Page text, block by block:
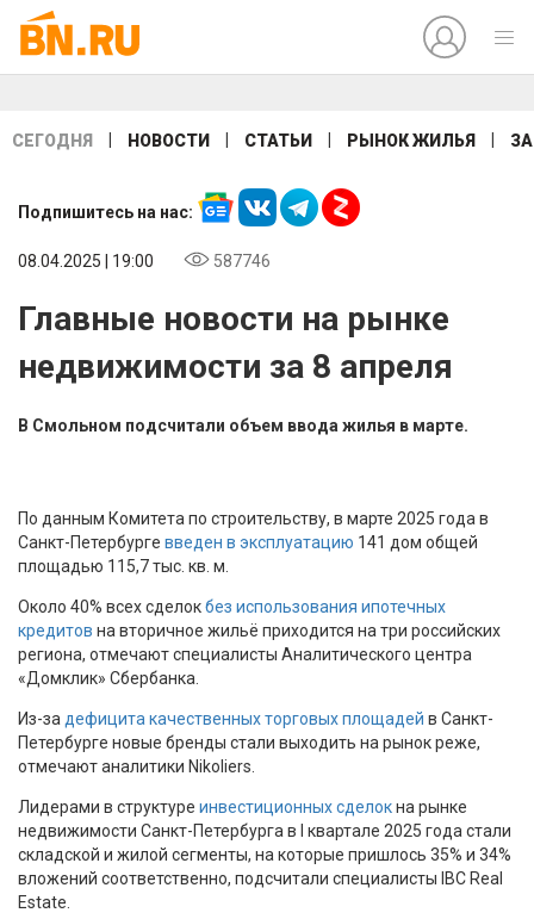
СЕГОДНЯ НОВОСТИ СТАТЬИ РЫНОК ЖИЛЬЯ
Подпишитесь на нас:
08.04.2025 | 19:00 587746
Главные новости на рынке
недвижимости за 8 апреля
В Смольном подсчитали объем ввода жилья в марте.
По данным Комитета по строительству, в марте 2025 года в
Санкт-Петербурге введен в эксплуатацию 141 дом общей
площадью 115,7 тыс. кв. м.
Около 40% всех сделокбез использования ипотечных
кредитов на вторичное жильё приходится на три российских
региона, отмечают специалисты Аналитического центра
«Домклик» Сбербанка.
Из-за дефицита качественных торговых площадей в Санкт-
Петербурге новые бренды стали выходить на рынок реже,
отмечают аналитики Nikoliers.
Лидерами в структуре инвестиционных сделокна рынке
недвижимости Санкт-Петербурга в I квартале 2025 года стали
складской и жилой сегменты, на которые пришлось 35% и 34%
вложений соответственно, подсчитали специалисты IBC Real
Estate.